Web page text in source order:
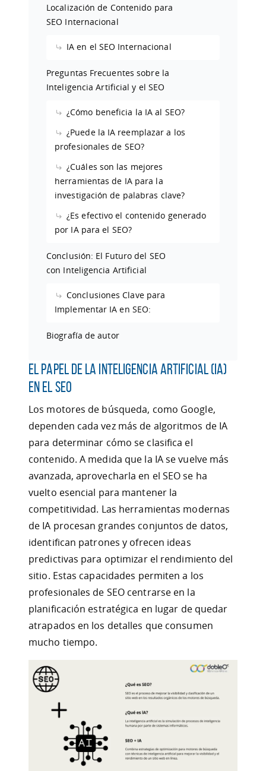
Localización de Contenido para
SEO Internacional
IA en el SEO Internacional
Preguntas Frecuentes sobre la
Inteligencia Artificial y el SEO
¿Cómo beneficia la IA al SEO?
¿Puede la IA reemplazar a los
profesionales de SEO?
¿Cuáles son las mejores
herramientas de IA para la
investigación de palabras clave?
¿Es efectivo el contenido generado
por IA para el SEO?
Conclusión: El Futuro del SEO
con Inteligencia Artificial
Conclusiones Clave para
Implementar IA en SEO:
Biografía de autor
El Papel de la Inteligencia Artificial (IA)
en el SEO
Los motores de búsqueda, como Google,
dependen cada vez más de algoritmos de IA
para determinar cómo se clasifica el
contenido. A medida que la IA se vuelve más
avanzada, aprovecharla en el SEO se ha
vuelto esencial para mantener la
competitividad. Las herramientas modernas
de IA procesan grandes conjuntos de datos,
identifican patrones y ofrecen ideas
predictivas para optimizar el rendimiento del
sitio. Estas capacidades permiten a los
profesionales de SEO centrarse en la
planificación estratégica en lugar de quedar
atrapados en los detalles que consumen
mucho tiempo.